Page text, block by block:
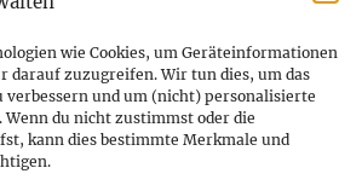
wie Cookies, um Geräteinformationen
darauf zuzugreifen. Wir tun dies, um das
und um (nicht) personalisierte
Wenn du nicht zustimmst oder die
kann dies bestimmte Merkmale und